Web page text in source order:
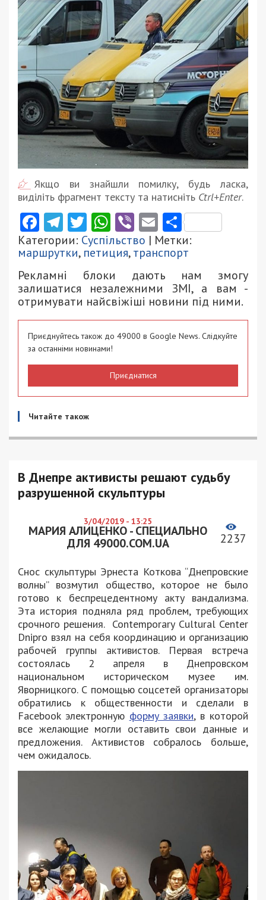
Якщо ви знайшли помилку, будь ласка,
виділіть фрагмент тексту та натисніть Ctrl+Enter.
Facebook
Telegram
Twitter
WhatsApp
ViberEmail
Категории: Суспільство | Метки:
маршрутки, петиция,транспорт
Рекламні блоки дають нам змогу
залишатися незалежними ЗМІ, а вам -
отримувати найсвіжіші новини під ними.
Приєднуйтесь також до 49000 в Google News. Слідкуйте
за останніми новинами!
Приєднатися
Читайте також
В Днепре активисты решают судьбу
разрушенной скульптуры
3/04/2019 - 13:25
МАРИЯ АЛИЦЕНКО - СПЕЦИАЛЬНО
ДЛЯ 49000.COM.UA
2237
Снос скульптуры Эрнеста Коткова “Днепровские
волны” возмутил общество, которое не было
готово к беспрецедентному акту вандализма.
Эта история подняла ряд проблем, требующих
срочного решения. Contemporary Cultural Center
Dnipro взял на себя координацию и организацию
рабочей группы активистов. Первая встреча
состоялась 2 апреля в Днепровском
национальном историческом музее им.
Яворницкого. С помощью соцсетей организаторы
обратились к общественности и сделали в
Facebook электронную форму заявки, в которой
все желающие могли оставить свои данные и
предложения. Активистов собралось больше,
чем ожидалось.